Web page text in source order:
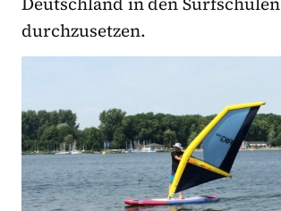
durchzusetzen.